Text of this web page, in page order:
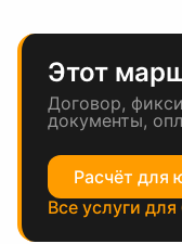
Этот
Договор,
документы,
Расчёт для
Все услуги для